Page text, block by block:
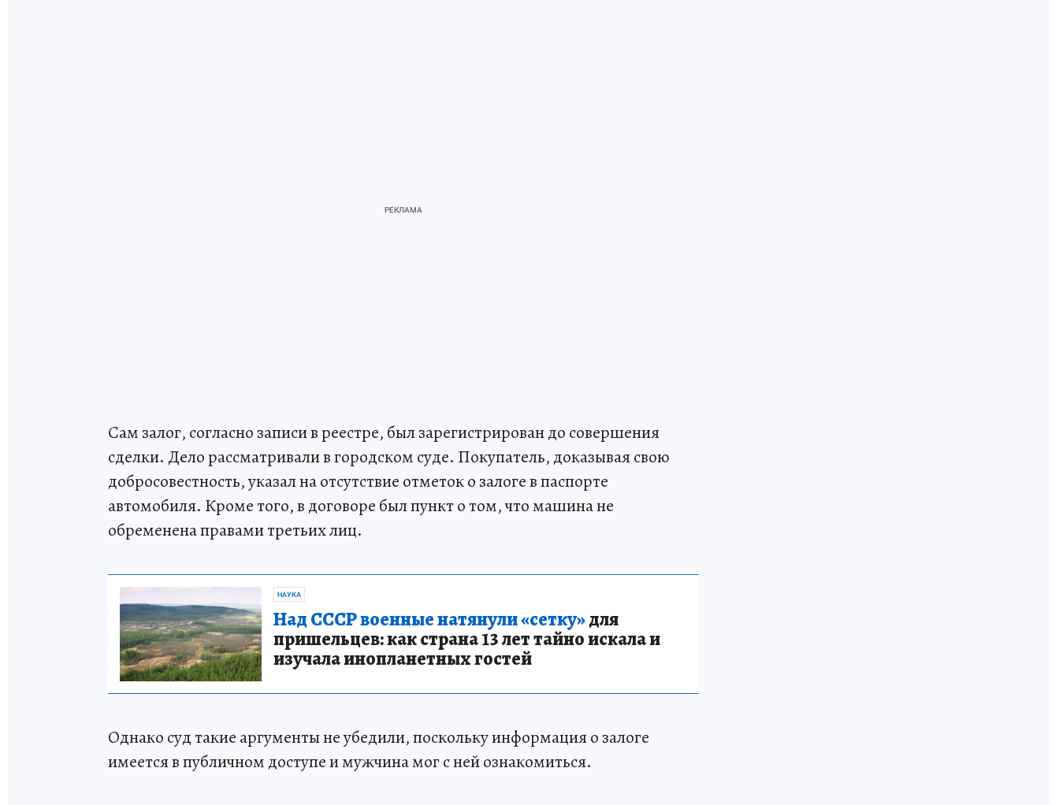
Сам залог, согласно записи в реестре, был зарегистрирован до совершения
сделки. Дело рассматривали в городском суде. Покупатель, доказывая свою
добросовестность, указал на отсутствие отметок о залоге в паспорте
автомобиля. Кроме того, в договоре был пункт о том, что машина не
обременена правами третьих лиц.
НАУКА
Над СССР военные натянули «сетку»для
пришельцев: как страна 13 лет тайно искала и
изучала инопланетных гостей
Однако суд такие аргументы не убедили, поскольку информация о залоге
имеется в публичном доступе и мужчина мог с ней ознакомиться.